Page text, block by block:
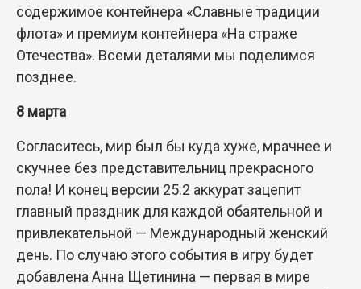
содержимое контейнера «Славные традиции
флота» и премиум контейнера «На страже
Отечества». Всеми деталями мы поделимся
позднее.
8 марта
Согласитесь, мир был бы куда хуже, мрачнее и
скучнее без представительниц прекрасного
пола! И конец версии 25.2 аккурат зацепит
главный праздник для каждой обаятельной и
привлекательной — Международный женский
день. По случаю этого события в игру будет
добавлена Анна Щетинина — первая в мире